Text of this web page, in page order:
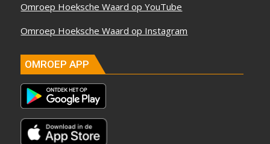
Omroep Hoeksche Waard op YouTube
Omroep Hoeksche Waard op Instagram
OMROEP APP